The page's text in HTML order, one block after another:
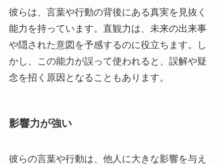
彼らは、言葉や行動の背後にある真実を見抜く
能力を持っています。直観力は、未来の出来事
や隠された意図を予感するのに役立ちます。し
かし、この能力が誤って使われると、誤解や疑
念を招く原因となることもあります。
影響力が強い
彼らの言葉や行動は、他人に大きな影響を与え